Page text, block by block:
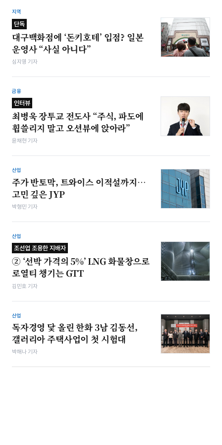
지역
단독
대구백화점에 ‘돈키호테’ 입점? 일본
운영사 “사실 아니다”
심지영 기자
금융
인터뷰
최병욱 장투교 전도사 “주식, 파도에
휩쓸리지 말고 오션뷰에 앉아라”
윤채현 기자
산업
주가 반토막, 트와이스 이적설까지…
고민 깊은 JYP
박형민 기자
산업
조선업 조용한 지배자
② ‘선박 가격의 5%’ LNG 화물창으로
로열티 챙기는 GTT
김민호 기자
산업
독자경영 닻 올린 한화 3남 김동선,
갤러리아 주택사업이 첫 시험대
박해나 기자